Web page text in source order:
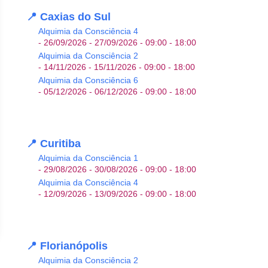
📍 Caxias do Sul
Alquimia da Consciência 4
- 26/09/2026 - 27/09/2026 - 09:00 - 18:00
Alquimia da Consciência 2
- 14/11/2026 - 15/11/2026 - 09:00 - 18:00
Alquimia da Consciência 6
- 05/12/2026 - 06/12/2026 - 09:00 - 18:00
📍 Curitiba
Alquimia da Consciência 1
- 29/08/2026 - 30/08/2026 - 09:00 - 18:00
Alquimia da Consciência 4
- 12/09/2026 - 13/09/2026 - 09:00 - 18:00
📍 Florianópolis
Alquimia da Consciência 2